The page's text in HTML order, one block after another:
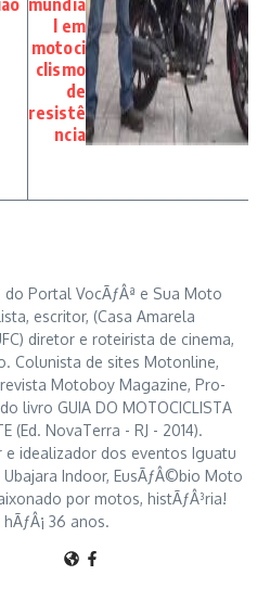
mundia
l em
motoci
clismo
de
resistê
ncia
do Portal VocÃƒÂª e Sua Moto
escritor, (Casa Amarela
diretor e roteirista de cinema,
Colunista de sites Motonline,
Motoboy Magazine, Pro-
livro GUIA DO MOTOCICLISTA
(Ed. NovaTerra - RJ - 2014).
e idealizador dos eventos Iguatu
Indoor, EusÃƒÂ©bio Moto
por motos, histÃƒÂ³ria!
36 anos.